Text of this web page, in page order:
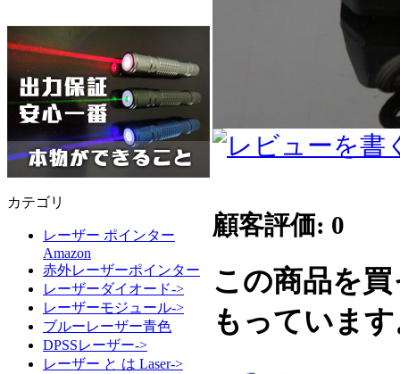
カテゴリ
レーザー ポインター
Amazon
赤外レーザーポインター
レーザーダイオード->
レーザーモジュール->
ブルーレーザー青色
DPSSレーザー->
レーザー と は Laser->
顧客評価: 0
この商品を
もっていま